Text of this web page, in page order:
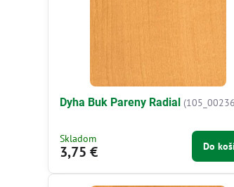
Dyha Buk Pareny Radial
Skladom
3,75 € Do